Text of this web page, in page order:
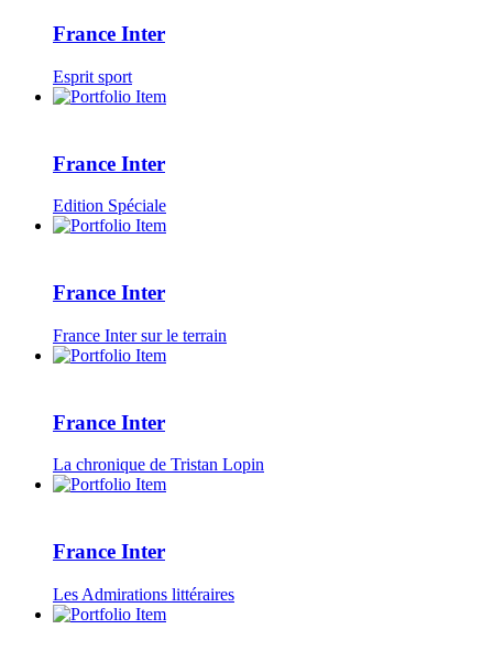
France Inter
Esprit sport
France Inter
Edition Spéciale
France Inter
France Inter sur le terrain
France Inter
La chronique de Tristan Lopin
France Inter
Les Admirations littéraires